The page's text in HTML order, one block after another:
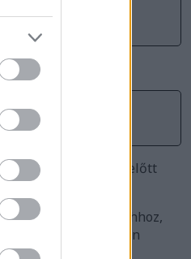
akár többször is, mielőtt
környezetben, de ahhoz,
gépen, tökéletesen